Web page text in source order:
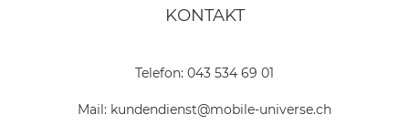
KONTAKT
Telefon: 043 534 69 01
Mail: kundendienst@mobile-universe.ch